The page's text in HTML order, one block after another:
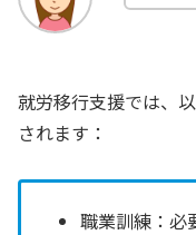
就労移行支援では、
されます：
職業訓練：必